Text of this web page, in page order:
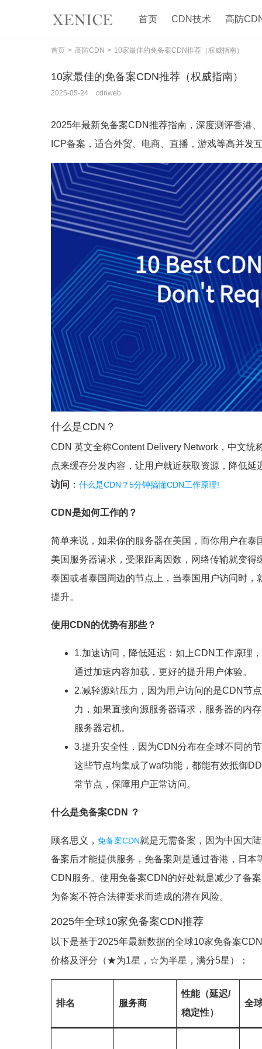
首页 CDN技术 高防
首页 高防CDN 10家最佳的免备案CDN推荐（权威指南）
10家最佳的免备案CDN推荐（权威指南）
2025-05-24 cdnweb
2025年最新免备案CDN推荐指南，深度测评香港
ICP备案，适合外贸、电商、直播，游戏等高并发
什么是CDN？
CDN 英文全称Content Delivery Network，中文统
点来缓存分发内容，让用户就近获取资源，降低
访问 ： 什么是CDN？5分钟搞懂CDN工作原理!
CDN是如何工作的？
简单来说，如果你的服务器在美国，而你用户在
美国服务器请求，受限距离因数，网络传输就变
泰国或者泰国周边的节点上，当泰国用户访问时
提升。
使用CDN的优势有那些？
1.加速访问，降低延迟：如上CDN工作原理
通过加速内容加载，更好的提升用户体验。
2.减轻源站压力，因为用户访问的是CDN节
力，如果直接向源服务器请求，服务器的内
服务器宕机。
3.提升安全性，因为CDN分布在全球不同的
这些节点均集成了waf功能，都能有效抵御
常节点，保障用户正常访问。
什么是免备案CDN ？
顾名思义， 免备案CDN就是无需备案，因为中国大
备案后才能提供服务，免备案则是通过香港，日
CDN服务。使用免备案CDN的好处就是减少了备
为备案不符合法律要求而造成的潜在风险。
2025年全球10家免备案CDN推荐
以下是基于2025年最新数据的全球10家免备案
价格及评分（★为1星，☆为半星，满分5星）：
排名 服务商
性能（延迟/
稳定性）
全